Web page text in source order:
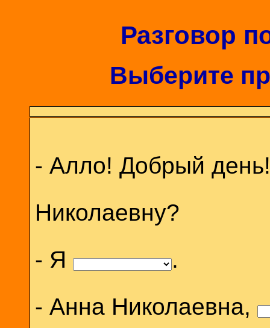
Разговор
Выберите
- Алло! Добрый
Николаевну?
- Я
.
- Анна Николаевна,